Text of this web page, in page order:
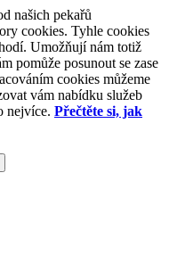
našich pekařů
cookies. Tyhle cookies
Umožňují nám totiž
pomůže posunout se zase
cookies můžeme
vám nabídku služeb
nejvíce. Přečtěte si, jak